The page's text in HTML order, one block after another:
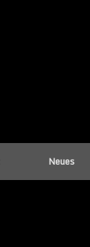
Neues